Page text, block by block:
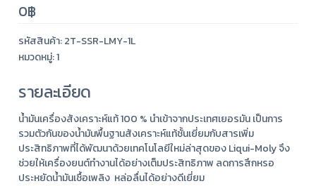
0฿
รหัสสินค้า:2T-SSR-LMY-1L
หมวดหมู่: 1
รายละเอียด
น้ำมันเครื่องสังเคราะห์แท้ 100 % นำเข้าจากประเทศเยอรมัน เป็นการ
รวมตัวกันของน้ำมันพื้นฐานสังเคราะห์แท้ชั้นเยี่ยมกับสารเพิ่ม
ประสิทธิภาพที่ได้พัฒนาด้วยเทคโนโลยีใหม่ล่าสุดของ Liqui-Moly จึง
ช่วยให้เครื่องยนต์ทำงานได้อย่างเต็มประสิทธิภาพ ลดการสึกหรอ
ประหยัดน้ำมันเชื้อเพลิง หล่อลื่นได้อย่างดีเยี่ยม